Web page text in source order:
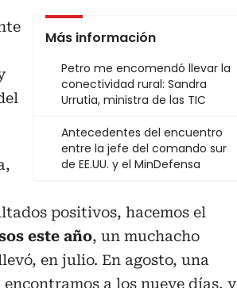
Más información
Petro me encomendó llevar la
conectividad rural: Sandra
Urrutia, ministra de las TIC
Antecedentes del encuentro
entre la jefe del comando sur
de EE.UU. y el MinDefensa
positivos, hacemos el
este año, un muchacho
en julio. En agosto, una
a los nueve días, y